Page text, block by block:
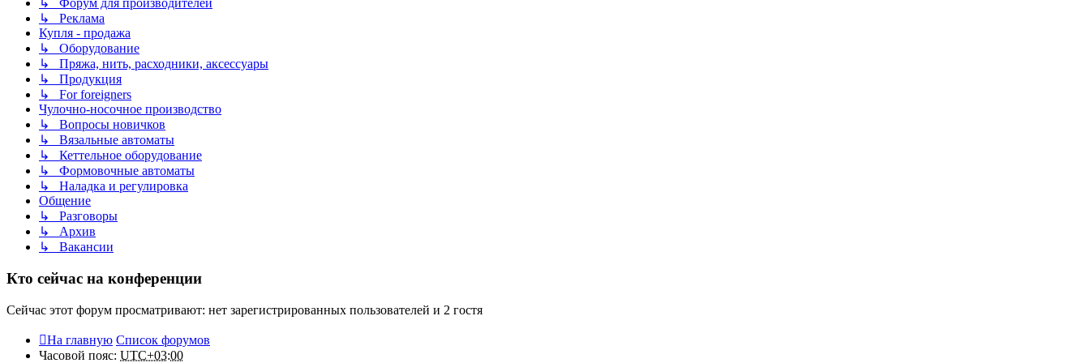
↳ Форум для производителей
↳ Реклама
Купля - продажа
↳ Оборудование
↳ Пряжа, нить, расходники, аксессуары
↳ Продукция
↳ For foreigners
Чулочно-носочное производство
↳ Вопросы новичков
↳ Вязальные автоматы
↳ Кеттельное оборудование
↳ Формовочные автоматы
↳ Наладка и регулировка
Общение
↳ Разговоры
↳ Архив
↳ Вакансии
Кто сейчас на конференции
Сейчас этот форум просматривают: нет зарегистрированных пользователей и 2 гостя
На главную Список форумов
Часовой пояс: UTC+03:00